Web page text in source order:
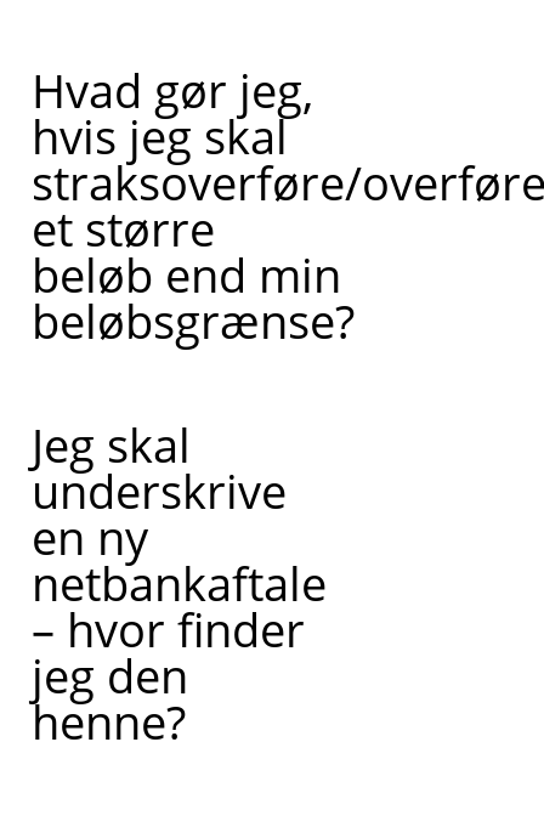
Hvad gør jeg,
hvis jeg skal
straksoverføre/
et større
beløb end min
beløbsgrænse?
Jeg skal
underskrive
en ny
netbankaftale
– hvor finder
jeg den
henne?